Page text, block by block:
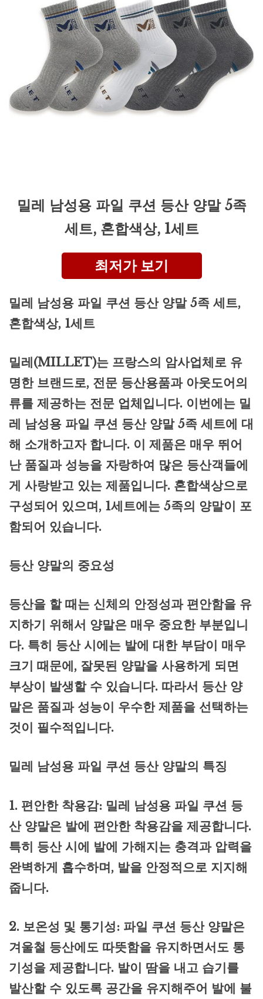
밀레 남성용 파일 쿠션 등산 양말 5족
세트, 혼합색상, 1세트
최저가 보기
밀레 남성용 파일 쿠션 등산 양말 5족 세트,
혼합색상, 1세트
밀레(MILLET)는 프랑스의 암사업체로 유
명한 브랜드로, 전문 등산용품과 아웃도어의
류를 제공하는 전문 업체입니다. 이번에는 밀
레 남성용 파일 쿠션 등산 양말 5족 세트에 대
해 소개하고자 합니다. 이 제품은 매우 뛰어
난 품질과 성능을 자랑하여 많은 등산객들에
게 사랑받고 있는 제품입니다. 혼합색상으로
구성되어 있으며, 1세트에는 5족의 양말이 포
함되어 있습니다.
등산 양말의 중요성
등산을 할 때는 신체의 안정성과 편안함을 유
지하기 위해서 양말은 매우 중요한 부분입니
다. 특히 등산 시에는 발에 대한 부담이 매우
크기 때문에, 잘못된 양말을 사용하게 되면
부상이 발생할 수 있습니다. 따라서 등산 양
말은 품질과 성능이 우수한 제품을 선택하는
것이 필수적입니다.
밀레 남성용 파일 쿠션 등산 양말의 특징
1. 편안한 착용감: 밀레 남성용 파일 쿠션 등
산 양말은 발에 편안한 착용감을 제공합니다.
특히 등산 시에 발에 가해지는 충격과 압력을
완벽하게 흡수하며, 발을 안정적으로 지지해
줍니다.
2. 보온성 및 통기성: 파일 쿠션 등산 양말은
겨울철 등산에도 따뜻함을 유지하면서도 통
기성을 제공합니다. 발이 땀을 내고 습기를
발산할 수 있도록 공간을 유지해주어 발에 불